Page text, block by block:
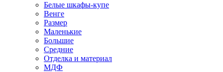
Белые шкафы-купе
Венге
Размер
Маленькие
Большие
Средние
Отделка и материал
МДФ